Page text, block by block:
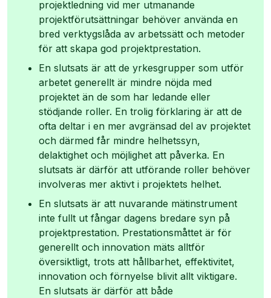
projektledning vid mer utmanande
projektförutsättningar behöver använda en
bred verktygslåda av arbetssätt och metoder
för att skapa god projektprestation.
En slutsats är att de yrkesgrupper som utför
arbetet generellt är mindre nöjda med
projektet än de som har ledande eller
stödjande roller. En trolig förklaring är att de
ofta deltar i en mer avgränsad del av projektet
och därmed får mindre helhetssyn,
delaktighet och möjlighet att påverka. En
slutsats är därför att utförande roller behöver
involveras mer aktivt i projektets helhet.
En slutsats är att nuvarande mätinstrument
inte fullt ut fångar dagens bredare syn på
projektprestation. Prestationsmåttet är för
generellt och innovation mäts alltför
översiktligt, trots att hållbarhet, effektivitet,
innovation och förnyelse blivit allt viktigare.
En slutsats är därför att både